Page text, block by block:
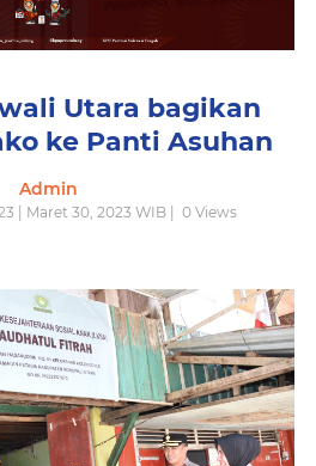
Utara bagikan
ke Panti Asuhan
Admin
| Maret 30, 2023 WIB | 0Views